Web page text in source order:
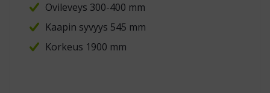
Ovileveys 300-400 mm
Kaapin syvyys 545 mm
Korkeus 1900 mm